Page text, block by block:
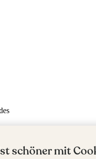
schöner mit